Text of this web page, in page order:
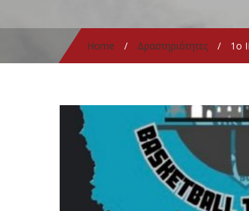
Home / Δραστηριότητες / 1ο